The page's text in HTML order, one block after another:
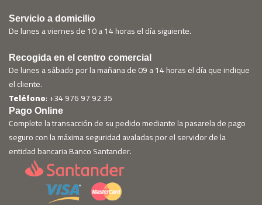
Servicio a domicilio
De lunes a viernes de 10 a 14 horas el día siguiente.
Recogida en el centro comercial
De lunes a sábado por la mañana de 09 a 14 horas el día que indique
el cliente.
Teléfono: +34 976 97 92 35
Pago Online
Complete la transacción de su pedido mediante la pasarela de pago
seguro con la máxima seguridad avaladas por el servidor de la
entidad bancaria Banco Santander.